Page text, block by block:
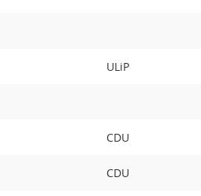
ULiP
CDU
CDU